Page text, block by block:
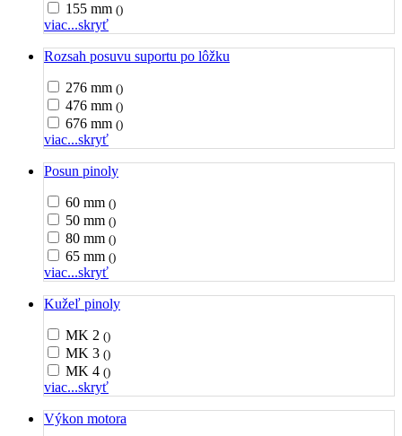
155 mm ()
viac...skryť
Rozsah posuvu suportu po lôžku
276 mm ()
476 mm ()
676 mm ()
viac...skryť
Posun pinoly
60 mm ()
50 mm ()
80 mm ()
65 mm ()
viac...skryť
Kužeľ pinoly
MK 2 ()
MK 3 ()
MK 4 ()
viac...skryť
Výkon motora